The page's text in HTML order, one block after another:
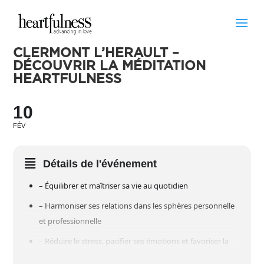
CLERMONT L’HÉRAULT –
DÉCOUVRIR LA MÉDITATION
HEARTFULNESS
10
FÉV
Détails de l'événement
– Équilibrer et maîtriser sa vie au quotidien
– Harmoniser ses relations dans les sphères personnelle
et professionnelle
– Réduire le stress, pacifier ses émotions et favoriser la